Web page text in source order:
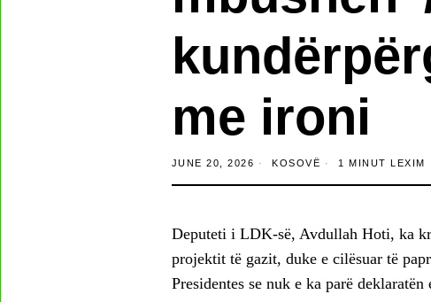
me ironi
JUNE 20, 2026 KOSOVË 1 MINUT LEXIM
Deputeti i LDK-së, Avdullah Hoti, ka
projektit të gazit, duke e cilësuar të
Presidentes se nuk e ka parë